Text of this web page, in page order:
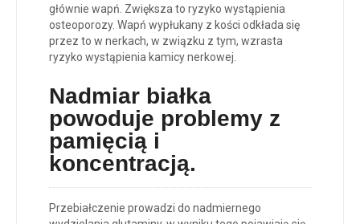
głównie wapń. Zwiększa to ryzyko wystąpienia
osteoporozy. Wapń wypłukany z kości odkłada się
przez to w nerkach, w związku z tym, wzrasta
ryzyko wystąpienia kamicy nerkowej.
Nadmiar białka
powoduje problemy z
pamięcią i
koncentracją.
Przebiałczenie prowadzi do nadmiernego